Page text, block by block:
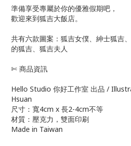
準備享受專屬於你的優雅假期吧，
歡迎來到狐吉大飯店。
共有六款圖案：狐吉女僕、紳士狐吉
的狐吉、狐吉夫人
✄ 商品資訊
Hello Studio 你好工作室 出品 /
Hsuan
尺寸：寬4cm x 長2-4cm不等
材質：壓克力，雙面印刷
Made in Taiwan